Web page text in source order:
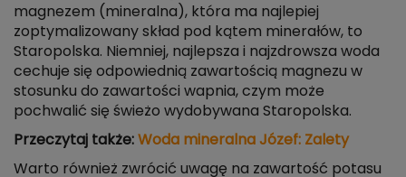
magnezem (mineralna), która ma najlepiej
zoptymalizowany skład pod kątem minerałów, to
Staropolska. Niemniej, najlepsza i najzdrowsza woda
cechuje się odpowiednią zawartością magnezu w
stosunku do zawartości wapnia, czym może
pochwalić się świeżo wydobywana Staropolska.
Przeczytaj także: Woda mineralna Józef: Zalety
Warto również zwrócić uwagę na zawartość potasu